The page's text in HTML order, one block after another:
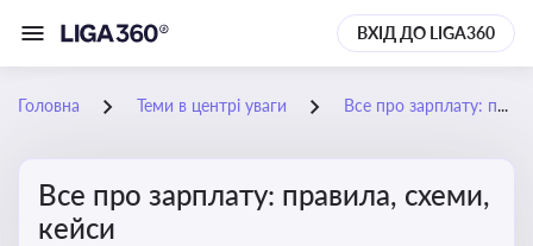
ВХІД ДО LIGA360
Головна Теми в центрі уваги Все про зарплату: правила, схеми, кейси
Все про зарплату: правила, схеми,
кейси